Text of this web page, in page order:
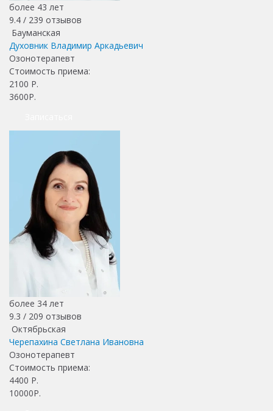
более 43 лет
9.4 / 239 отзывов
Бауманская
Духовник Владимир Аркадьевич
Озонотерапевт
Стоимость приема:
2100 Р.
3600Р.
более 34 лет
9.3 / 209 отзывов
Октябрьская
Черепахина Светлана Ивановна
Озонотерапевт
Стоимость приема:
4400 Р.
10000Р.